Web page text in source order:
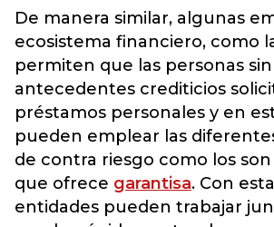
De manera similar, algunas
ecosistema financiero, como
permiten que las personas sin
antecedentes crediticios
préstamos personales y en
pueden emplear las
de contra riesgo como los
que ofrece garantisa. Con
entidades pueden trabajar